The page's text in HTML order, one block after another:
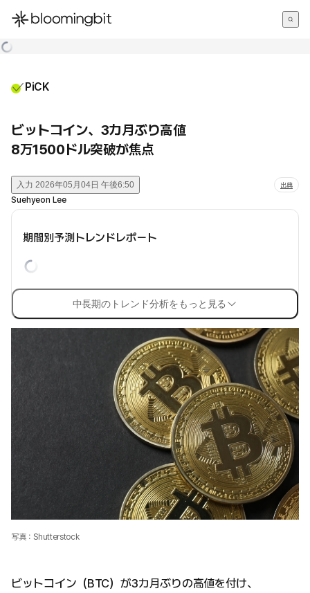
한국어
PiCK
ビットコイン、3カ月ぶり高値
8万1500ドル突破が焦点
入力 2026年05月04日 午後6:50 出典
Suehyeon Lee
期間別予測トレンドレポート
中長期のトレンド分析をもっと見る
写真：Shutterstock
ビットコイン（BTC）が3カ月ぶりの高値を付け、